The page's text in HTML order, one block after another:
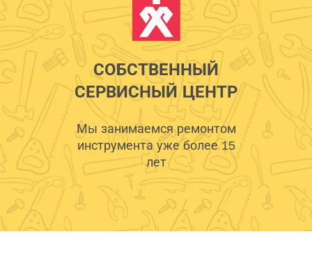
СОБСТВЕННЫЙ
СЕРВИСНЫЙ ЦЕНТР
Мы занимаемся ремонтом
инструмента уже более 15
лет